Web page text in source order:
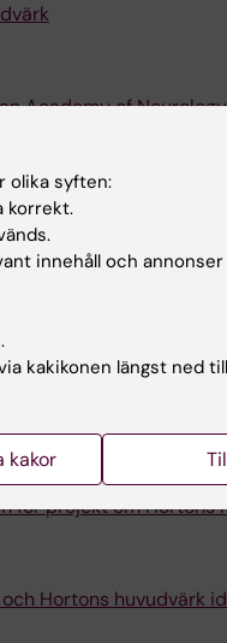
Academy of Neurology
hittills största
Society:s
för projekt om Hortons
Hortons huvudvärk
olika syften:
korrekt.
innehåll och
kakikonen längst ned
kakor